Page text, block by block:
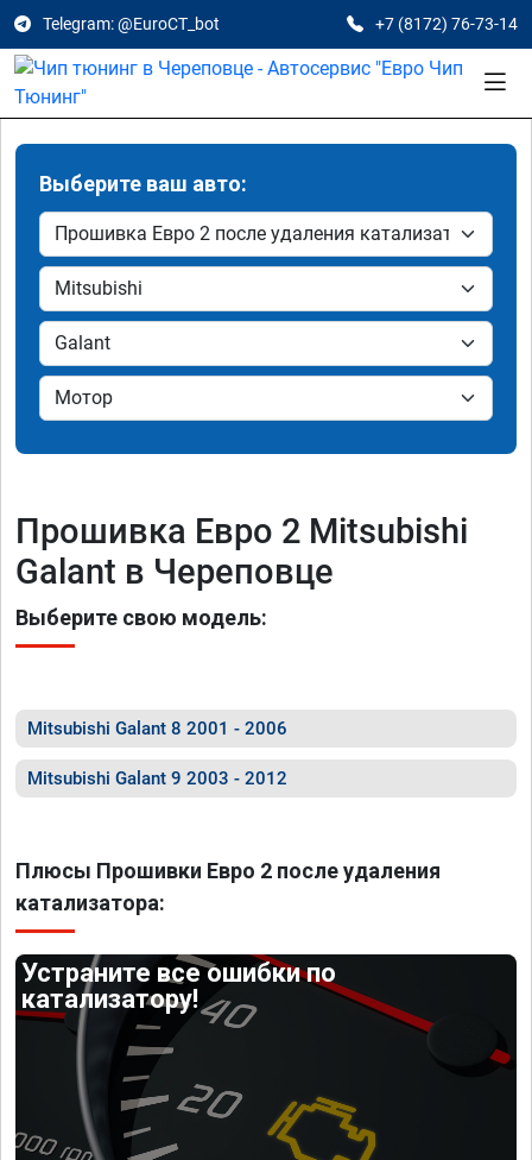
Telegram: @EuroCT_bot +7 (8172) 76-73-14
Выберите ваш авто:
Прошивка Евро 2 Mitsubishi
Galant в Череповце
Выберите свою модель:
Mitsubishi Galant 8 2001 - 2006
Mitsubishi Galant 9 2003 - 2012
Плюсы Прошивки Евро 2 после удаления
катализатора:
Устраните все ошибки по
катализатору!